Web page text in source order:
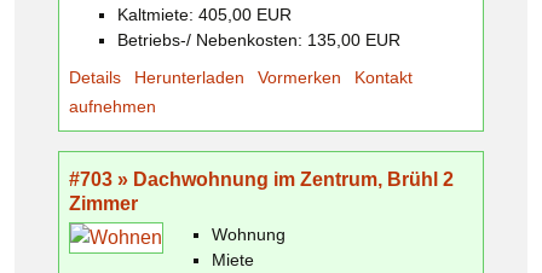
Kaltmiete: 405,00 EUR
Betriebs-/ Nebenkosten: 135,00 EUR
Details
Herunterladen Vormerken
Kontakt
aufnehmen
#703 » Dachwohnung im Zentrum, Brühl 2
Zimmer
Wohnung
Miete